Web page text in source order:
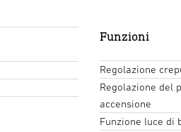
Funzioni
Regolazione
Regolazione del
accensione
Funzione luce di